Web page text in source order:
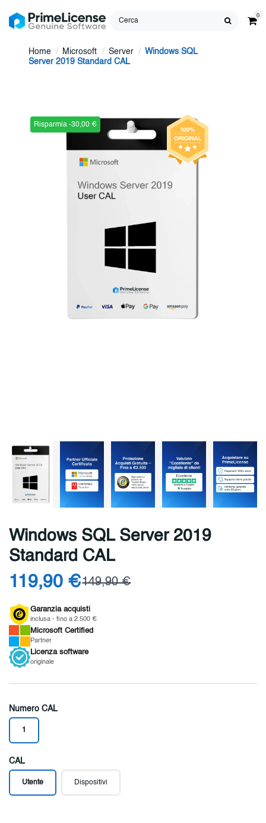
0
Home Microsoft Server
Windows SQL
Server 2019 Standard CAL
Risparmia -30,00 €
Windows SQL Server 2019
Standard CAL
119,90 €149,90 €
Garanzia acquisti
inclusa - fino a 2.500 €
Microsoft Certified
Partner
Licenza software
originale
Numero CAL
1
CAL
Utente Dispositivi